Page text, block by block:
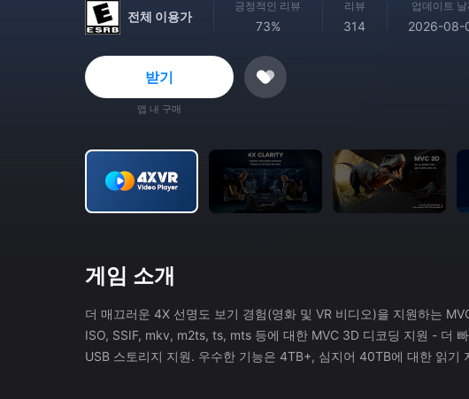
전체 이용가
긍정적인 리뷰
73%
리뷰
314
업데이트
2026-08-
받기
앱 내 구매
게임 소개
더 매끄러운 4X 선명도 보기 경험(영화 및 VR 비디오)을 지원하는 MVC 3D 디코딩 지원 주요 기능은 다
ISO, SSIF, mkv, m2ts, ts, mts 등에 대한 MVC 3D 디코딩 지원 - 더 빠르고 부드러운 액세스를 통해 FAT32/exFAT/NTFS를 위한
USB 스토리지 지원. 우수한 기능은 4TB+, 심지어 40TB에 대한 읽기 지원을 통해